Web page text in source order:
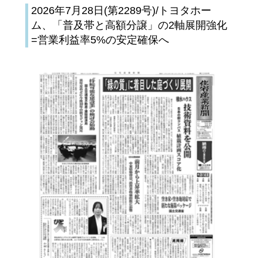
2026年7月28日(第2289号)/トヨタホー
ム、「普及帯と高額分譲」の2軸展開強化
=営業利益率5%の安定確保へ